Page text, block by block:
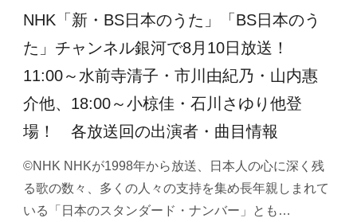
NHK「新・BS日本のうた」「BS日本のう
た」チャンネル銀河で8月10日放送！
11:00～水前寺清子・市川由紀乃・山内惠
介他、18:00～小椋佳・石川さゆり他登
場！ 各放送回の出演者・曲目情報
©NHK NHKが1998年から放送、日本人の心に深く残
る歌の数々、多くの人々の支持を集め長年親しまれて
いる「日本のスタンダード・ナンバー」とも…